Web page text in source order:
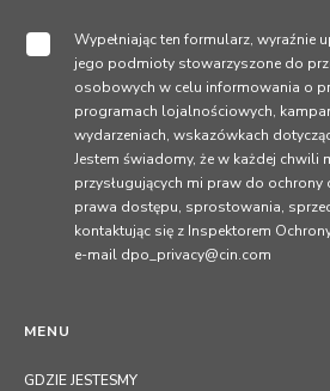
MENU
GDZIE JESTESMY
Wypełniając ten formularz, wyraźnie
jego podmioty stowarzyszone do
osobowych w celu informowania o
programach lojalnościowych,
wydarzeniach, wskazówkach
Jestem świadomy, że w każdej chwili
przysługujących mi praw do
prawa dostępu, sprostowania,
kontaktując się z Inspektorem
e-mail dpo_privacy@cin.com